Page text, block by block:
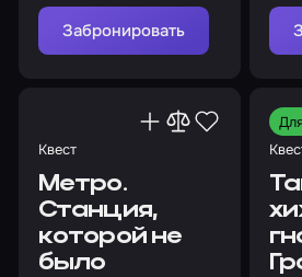
Забронировать
Квест
Метро.
Станция,
которой не
было